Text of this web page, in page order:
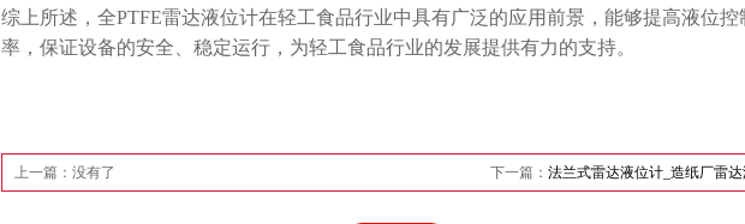
综上所述，全PTFE雷达液位计在轻工食品行业中具有广泛的应用前景，能够提高液位控
率，保证设备的安全、稳定运行，为轻工食品行业的发展提供有力的支持。
上一篇：没有了 下一篇： 法兰式雷达液位计_造纸厂雷